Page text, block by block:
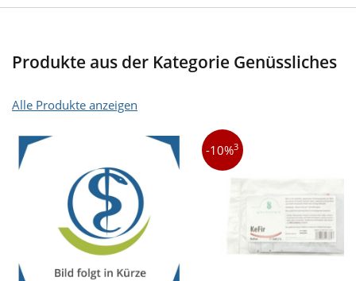
Produkte aus der Kategorie Genüssliches
Alle Produkte anzeigen
-10%3